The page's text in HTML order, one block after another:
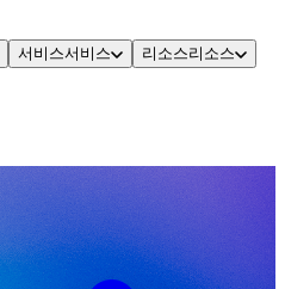
서비스서비스 리소스리소스